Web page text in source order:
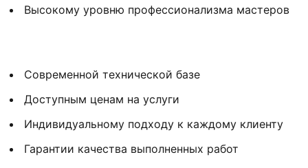
Высокому уровню профессионализма мастеров
Современной технической базе
Доступным ценам на услуги
Индивидуальному подходу к каждому клиенту
Гарантии качества выполненных работ